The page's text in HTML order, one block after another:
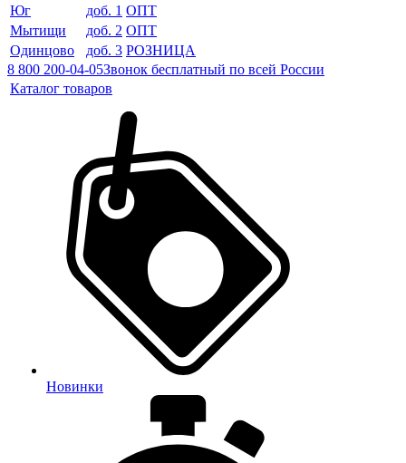
Юг
доб. 1 ОПТ
Мытищи
доб. 2 ОПТ
Одинцово
доб. 3 РОЗНИЦА
8 800 200-04-05Звонок бесплатный по всей России
Каталог товаров
Новинки